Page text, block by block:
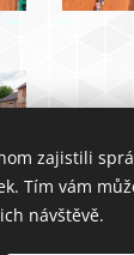
zajistili
Tím vám
návštěvě.